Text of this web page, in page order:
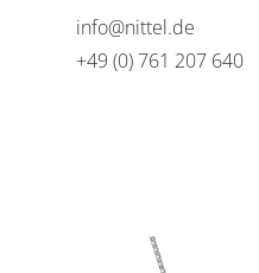
info@nittel.de
+49 (0) 761 207 640